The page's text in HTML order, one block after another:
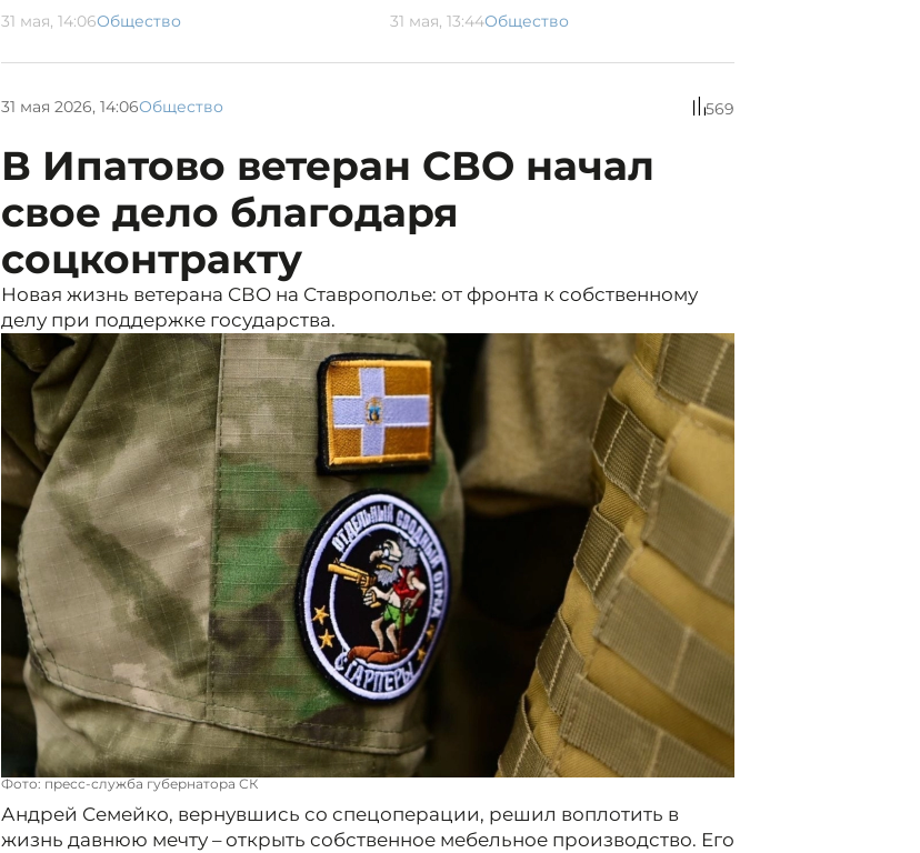
31 мая, 14:06Общество 31 мая, 13:44Общество
31 мая 2026, 14:06Общество 569
В Ипатово ветеран СВО начал
свое дело благодаря
соцконтракту
Новая жизнь ветерана СВО на Ставрополье: от фронта к собственному
делу при поддержке государства.
Фото: пресс-служба губернатора СК
Андрей Семейко, вернувшись со спецоперации, решил воплотить в
жизнь давнюю мечту – открыть собственное мебельное производство. Его